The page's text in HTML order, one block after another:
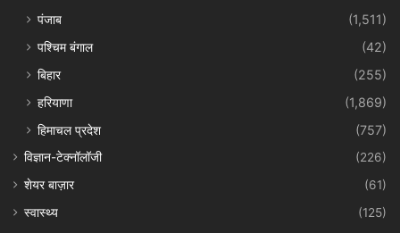
पंजाब
(1,511)
पश्चिम बंगाल
(42)
बिहार
(255)
हरियाणा
(1,869)
हिमाचल प्रदेश
(757)
विज्ञान-टेक्नॉलॉजी
(226)
शेयर बाज़ार
(61)
स्वास्थ्य
(125)